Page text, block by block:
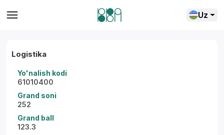
Uz
Logistika
Yo'nalish kodi
61010400
Grand soni
252
Grand ball
123.3